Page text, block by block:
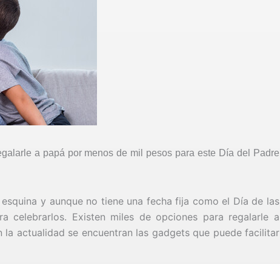
a papá por menos de mil pesos para este Día del Padre
y aunque no tiene una fecha fija como el Día de las
celebrarlos. Existen miles de opciones para regalarle a
la actualidad se encuentran las gadgets que puede facilitar